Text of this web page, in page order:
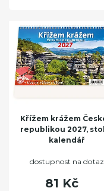
Křížem krážem
republikou 2027,
kalendář
dostupnost na dotaz
81 Kč